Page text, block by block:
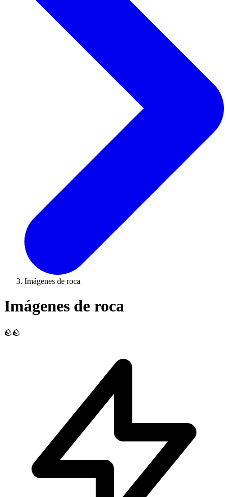
Imágenes de roca
Imágenes de roca
🪨🪨